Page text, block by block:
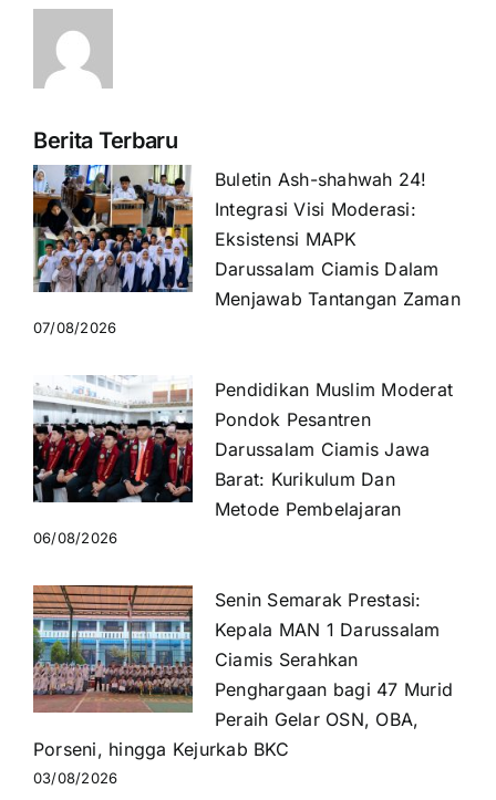
Berita Terbaru
Buletin Ash-shahwah 24!
Integrasi Visi Moderasi:
Eksistensi MAPK
Darussalam Ciamis Dalam
Menjawab Tantangan Zaman
07/08/2026
Pendidikan Muslim Moderat
Pondok Pesantren
Darussalam Ciamis Jawa
Barat: Kurikulum Dan
Metode Pembelajaran
06/08/2026
Senin Semarak Prestasi:
Kepala MAN 1 Darussalam
Ciamis Serahkan
Penghargaan bagi 47 Murid
Peraih Gelar OSN, OBA,
Porseni, hingga Kejurkab BKC
03/08/2026